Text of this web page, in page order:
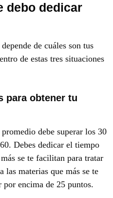
debo dedicar
de cuáles son tus
de estas tres situaciones
para obtener tu
debe superar los 30
Debes dedicar el tiempo
se te facilitan para tratar
las materias que más se te
encima de 25 puntos.